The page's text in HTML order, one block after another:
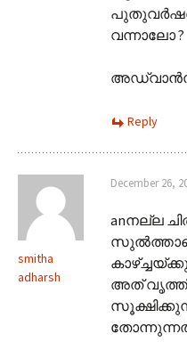
വന്നാലോ ?
അഡ്വാന്‍സ്
Reply
smitha
adharsh
December 26,
anനല്ല
അത്